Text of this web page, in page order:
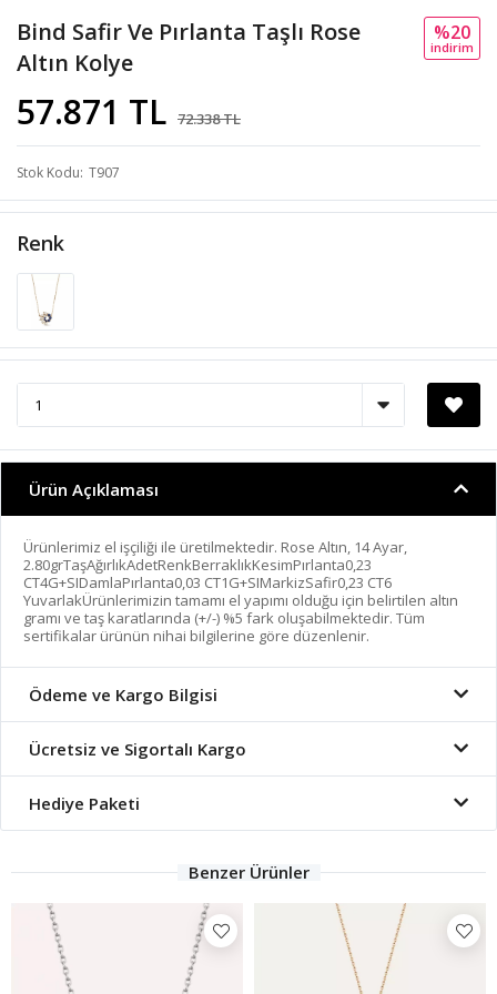
Bind Safir Ve Pırlanta Taşlı Rose
Altın Kolye
57.871 TL 72.338 TL
%20
i̇ndi̇ri̇m
Stok Kodu T907
Renk
Ürün Açıklaması
Ürünlerimiz el işçiliği ile üretilmektedir. Rose Altın, 14 Ayar,
2.80grTaşAğırlıkAdetRenkBerraklıkKesimPırlanta0,23
CT4G+SIDamlaPırlanta0,03 CT1G+SIMarkizSafir0,23 CT6
YuvarlakÜrünlerimizin tamamı el yapımı olduğu için belirtilen altın
gramı ve taş karatlarında (+/-) %5 fark oluşabilmektedir. Tüm
sertifikalar ürünün nihai bilgilerine göre düzenlenir.
Ödeme ve Kargo Bilgisi
Ücretsiz ve Sigortalı Kargo
Hediye Paketi
Benzer Ürünler